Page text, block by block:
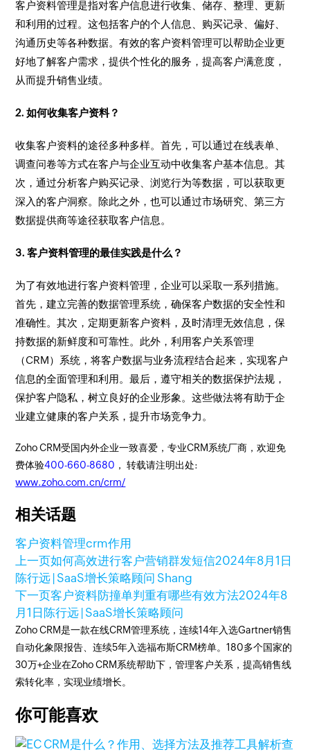
客户资料管理是指对客户信息进行收集、储存、整理、更新
和利用的过程。这包括客户的个人信息、购买记录、偏好、
沟通历史等各种数据。有效的客户资料管理可以帮助企业更
好地了解客户需求，提供个性化的服务，提高客户满意度，
从而提升销售业绩。
2. 如何收集客户资料？
收集客户资料的途径多种多样。首先，可以通过在线表单、
调查问卷等方式在客户与企业互动中收集客户基本信息。其
次，通过分析客户购买记录、浏览行为等数据，可以获取更
深入的客户洞察。除此之外，也可以通过市场研究、第三方
数据提供商等途径获取客户信息。
3. 客户资料管理的最佳实践是什么？
为了有效地进行客户资料管理，企业可以采取一系列措施。
首先，建立完善的数据管理系统，确保客户数据的安全性和
准确性。其次，定期更新客户资料，及时清理无效信息，保
持数据的新鲜度和可靠性。此外，利用客户关系管理
（CRM）系统，将客户数据与业务流程结合起来，实现客户
信息的全面管理和利用。最后，遵守相关的数据保护法规，
保护客户隐私，树立良好的企业形象。这些做法将有助于企
业建立健康的客户关系，提升市场竞争力。
Zoho CRM受国内外企业一致喜爱，专业CRM系统厂商，欢迎免
费体验400-660-8680 ， 转载请注明出处:
www.zoho.com.cn/crm/
相关话题
客户资料管理crm作用
上一页如何高效进行客户营销群发短信2024年8月1日
陈行远 | SaaS增长策略顾问 Shang
下一页客户资料防撞单判重有哪些有效方法2024年8
月1日 陈行远 | SaaS增长策略顾问
Zoho CRM是一款在线CRM管理系统，连续14年入选Gartner销售
自动化象限报告、连续5年入选福布斯CRM榜单。180多个国家的
30万+企业在Zoho CRM系统帮助下，管理客户关系，提高销售线
索转化率，实现业绩增长。
你可能喜欢
查